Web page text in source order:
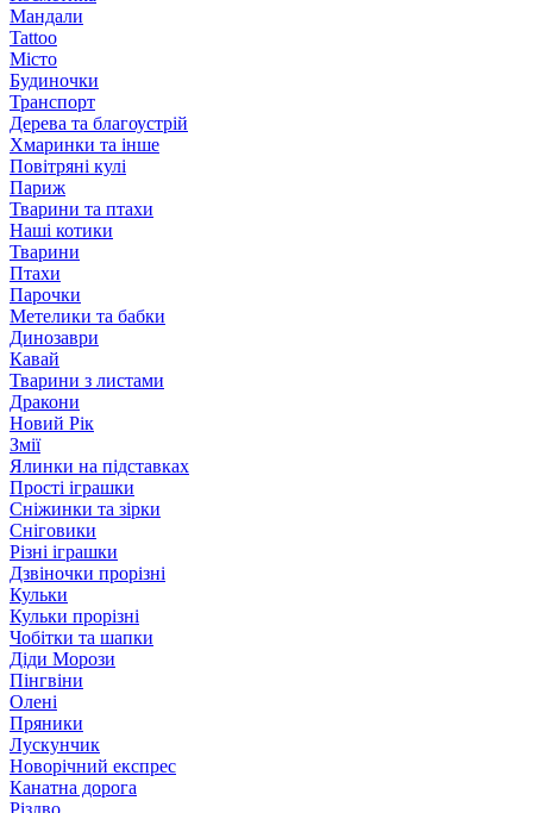
Мандали
Tattoo
Місто
Будиночки
Транспорт
Дерева та благоустрій
Хмаринки та інше
Повітряні кулі
Париж
Тварини та птахи
Наші котики
Тварини
Птахи
Парочки
Метелики та бабки
Динозаври
Кавай
Тварини з листами
Дракони
Новий Рік
Змії
Ялинки на підставках
Прості іграшки
Сніжинки та зірки
Сніговики
Різні іграшки
Дзвіночки прорізні
Кульки
Кульки прорізні
Чобітки та шапки
Діди Морози
Пінгвіни
Олені
Пряники
Лускунчик
Новорічний експрес
Канатна дорога